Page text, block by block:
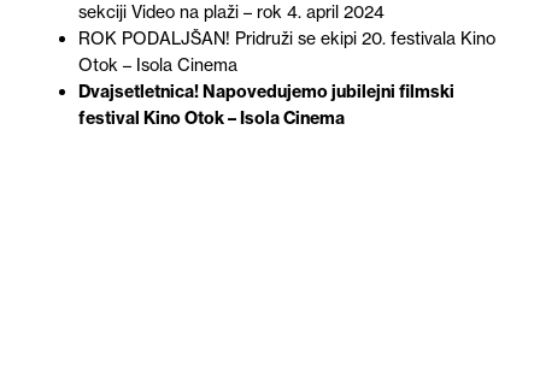
sekciji Video na plaži – rok 4. april 2024
ROK PODALJŠAN! Pridruži se ekipi 20. festivala Kino
Otok – Isola Cinema
Dvajsetletnica! Napovedujemo jubilejni filmski
festival Kino Otok – Isola Cinema